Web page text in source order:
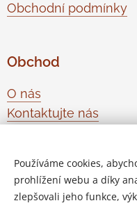
Obchodní podmínky
Obchod
O nás
Kontaktujte nás
Vytvořeno
Používáme cookies,
prohlížení webu a díky
zlepšovali jeho funkce,